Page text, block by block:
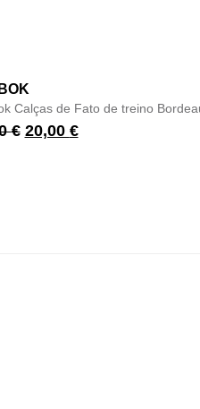
Calças de Fato de treino
€ 20,00 €